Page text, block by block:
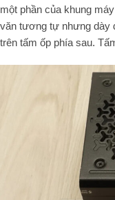
một phần của khung
văn tương tự nhưng dày
trên tấm ốp phía sau.